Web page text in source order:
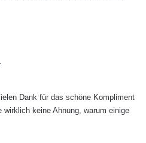
Dank für das schöne Kompliment
wirklich keine Ahnung, warum einige